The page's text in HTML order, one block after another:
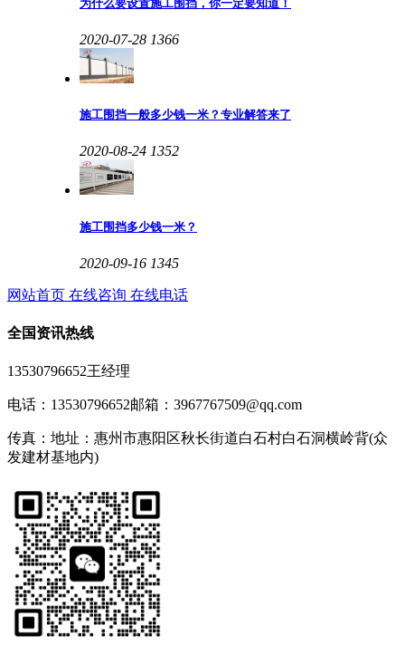
为什么要设置施工围挡，你一定要知道！
2020-07-28 1366
施工围挡一般多少钱一米？专业解答来了
2020-08-24 1352
施工围挡多少钱一米？
2020-09-16 1345
网站首页 在线咨询 在线电话
全国资讯热线
13530796652王经理
电话：13530796652邮箱：3967767509@qq.com
传真： 地址：惠州市惠阳区秋长街道白石村白石洞横岭背(众
发建材基地内)